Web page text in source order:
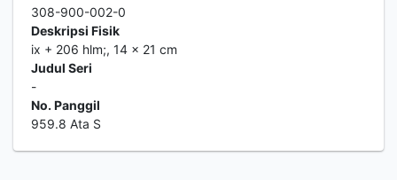
308-900-002-0
Deskripsi Fisik
ix + 206 hlm;, 14 x 21 cm
Judul Seri
-
No. Panggil
959.8 Ata S